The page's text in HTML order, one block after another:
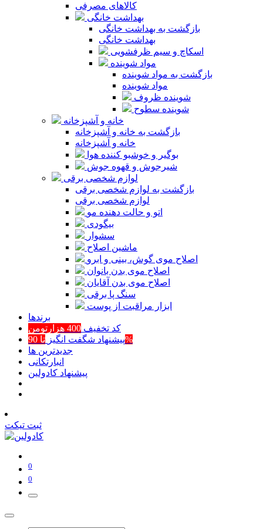
کالاهای مصرفی
بهداشت خانگی
بازگشت به بهداشت خانگی
بهداشت خانگی
اسکاچ و سیم ظرفشویی
مواد شوینده
بازگشت به مواد شوینده
مواد شوینده
شوینده ظروف
شوینده سطوح
خانه و آشپزخانه
بازگشت به خانه و آشپزخانه
خانه و آشپزخانه
بوگیر و خوشبو کننده هوا
شیرجوش و قهوه جوش
لوازم شخصی برقی
بازگشت به لوازم شخصی برقی
لوازم شخصی برقی
اتو و حالت دهنده مو
بیگودی
سشوار
ماشین اصلاح
اصلاح موی گوش، بینی و ابرو
اصلاح موی بدن بانوان
اصلاح موی بدن آقایان
سنگ پا برقی
ابزار مراقبت از پوست
برند‌ها
کد تخفیف 400 هزارتومن
پیشنهاد شگفت انگیزتا 90%
جدیدترین ها
انبارتکانی
پیشنهاد کادولین
ثبت تیکت
0
0